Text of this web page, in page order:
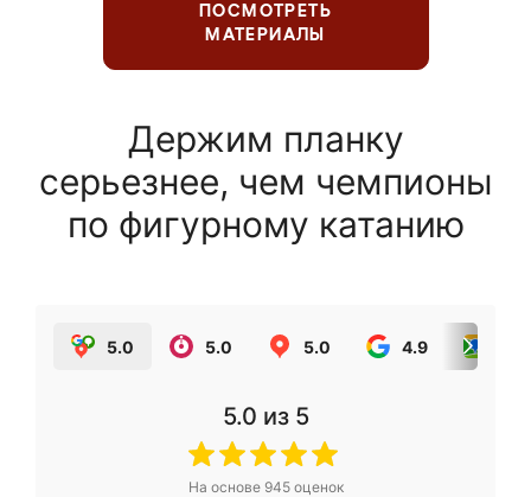
ПОСМОТРЕТЬ
МАТЕРИАЛЫ
Держим планку
серьезнее, чем чемпионы
по фигурному катанию
5.0 5.0 5.0 4.9
5.0 из 5
На основе 945оценок